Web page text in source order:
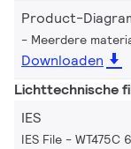
Product-
Meerdere
Downloaden
Lichttechnische
IES
IES File - WT475C